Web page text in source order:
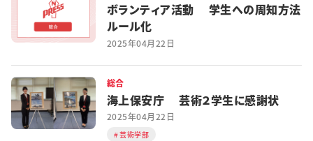
ボランティア活動 学生への周知方法
ルール化
2025年04月22日
総合
海上保安庁 芸術２学生に感謝状
2025年04月22日
芸術学部